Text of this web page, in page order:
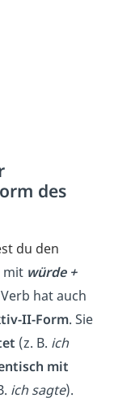
des
du den
mit würde +
hat auch
II-Form. Sie
(z. B. ich
mit
ich sagte).